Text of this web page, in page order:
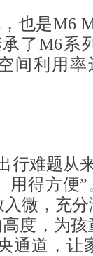
是M6
了M6系
间利用
难题从
用得方便
微，充
度，为
通道，让